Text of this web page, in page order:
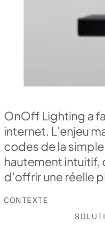
OnOff Lighting a
internet. L’enjeu
codes de la
hautement intuitif,
d’offrir une réelle
CONTEXTE